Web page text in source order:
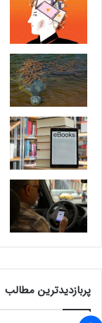
پربازدیدترین مطالب